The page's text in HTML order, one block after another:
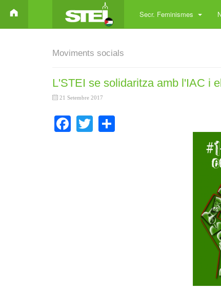
Secr. Feminismes
Moviments socials
L'STEI se solidaritza amb l'IAC i
21 Setembre 2017
Facebook
Twitter